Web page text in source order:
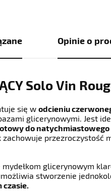
Opinie o
Solo Vin
się w odcieniu
glicerynowymi. Jest
do natychmiastowego
zachowuje przezroczystość
mydełkom glicerynowym
stworzenie
czasie.